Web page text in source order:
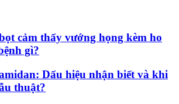
cảm thấy vướng họng kèm ho
gì?
Dấu hiệu nhận biết và khi
thuật?